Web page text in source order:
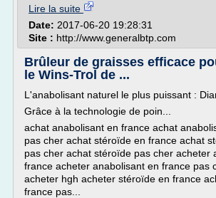
Lire la suite
Date: 2017-06-20 19:28:31
Site : http://www.generalbtp.com
Brûleur de graisses efficace
le Wins-Trol de ...
L'anabolisant naturel le plus puissant :
Grâce à la technologie de poin...
achat anabolisant en france achat
pas cher achat stéroïde en france achat
pas cher achat stéroïde pas cher acheter
france acheter anabolisant en france pas
acheter hgh acheter stéroïde en france
france pas...